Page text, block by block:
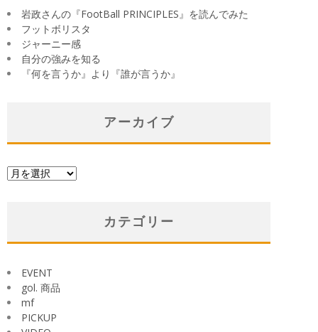
岩政さんの『FootBall PRINCIPLES』を読んでみた
フットボリスタ
ジャーニー感
自分の強みを知る
『何を言うか』より『誰が言うか』
アーカイブ
ア
カテゴリー
EVENT
gol. 商品
mf
PICKUP